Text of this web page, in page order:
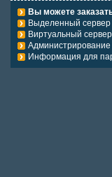
Вы можете
Выделенный
Виртуальный
Информация для